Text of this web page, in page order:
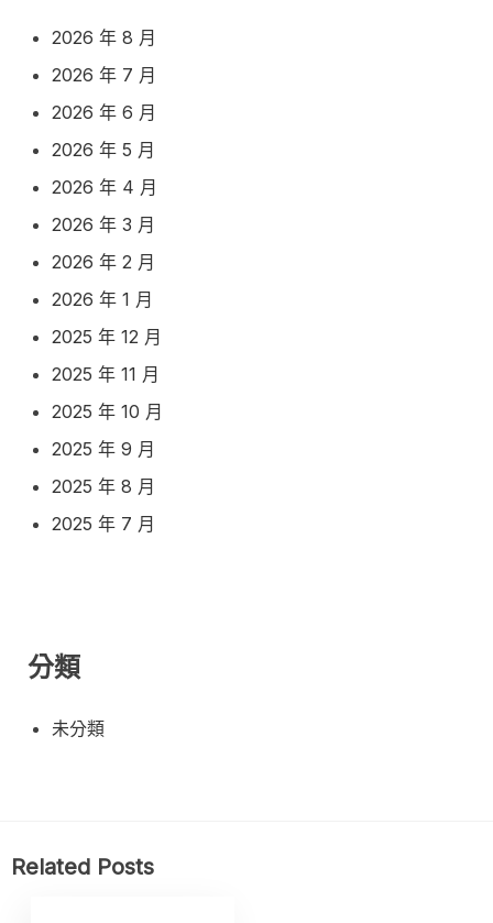
2026 年 8 月
2026 年 7 月
2026 年 6 月
2026 年 5 月
2026 年 4 月
2026 年 3 月
2026 年 2 月
2026 年 1 月
2025 年 12 月
2025 年 11 月
2025 年 10 月
2025 年 9 月
2025 年 8 月
2025 年 7 月
分類
未分類
Related Posts